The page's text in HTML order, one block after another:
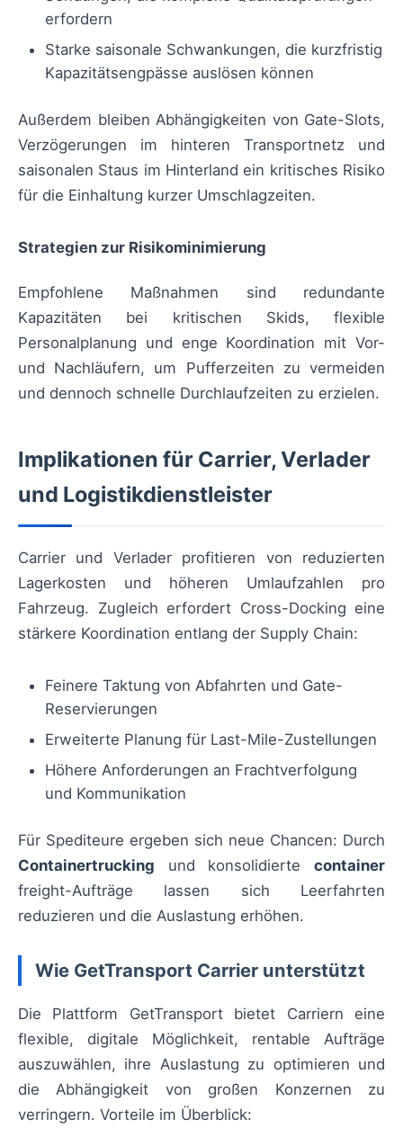
erfordern
Starke saisonale Schwankungen, die kurzfristig
Kapazitätsengpässe auslösen können
Außerdem bleiben Abhängigkeiten von Gate-Slots,
Verzögerungen im hinteren Transportnetz und
saisonalen Staus im Hinterland ein kritisches Risiko
für die Einhaltung kurzer Umschlagzeiten.
Strategien zur Risikominimierung
Empfohlene Maßnahmen sind redundante
Kapazitäten bei kritischen Skids, flexible
Personalplanung und enge Koordination mit Vor-
und Nachläufern, um Pufferzeiten zu vermeiden
und dennoch schnelle Durchlaufzeiten zu erzielen.
Implikationen für Carrier, Verlader
und Logistikdienstleister
Carrier und Verlader profitieren von reduzierten
Lagerkosten und höheren Umlaufzahlen pro
Fahrzeug. Zugleich erfordert Cross-Docking eine
stärkere Koordination entlang der Supply Chain:
Feinere Taktung von Abfahrten und Gate-
Reservierungen
Erweiterte Planung für Last-Mile-Zustellungen
Höhere Anforderungen an Frachtverfolgung
und Kommunikation
Für Spediteure ergeben sich neue Chancen: Durch
Containertrucking und konsolidierte container
freight-Aufträge lassen sich Leerfahrten
reduzieren und die Auslastung erhöhen.
Wie GetTransport Carrier unterstützt
Die Plattform GetTransport bietet Carriern eine
flexible, digitale Möglichkeit, rentable Aufträge
auszuwählen, ihre Auslastung zu optimieren und
die Abhängigkeit von großen Konzernen zu
verringern. Vorteile im Überblick: